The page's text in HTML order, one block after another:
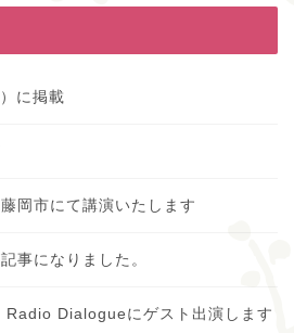
に掲載
岡市にて講演いたします
事になりました。
Radio Dialogueにゲスト出演します